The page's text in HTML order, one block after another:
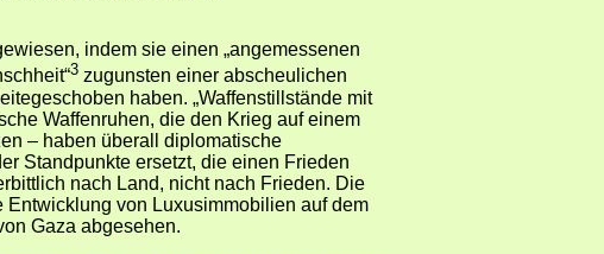
indem sie einen „angemessenen
3 zugunsten einer abscheulichen
haben. „Waffenstillstände mit
Waffenruhen, die den Krieg auf einem
– haben überall diplomatische
Standpunkte ersetzt, die einen Frieden
nach Land, nicht nach Frieden. Die
von Luxusimmobilien auf dem
Gaza abgesehen.